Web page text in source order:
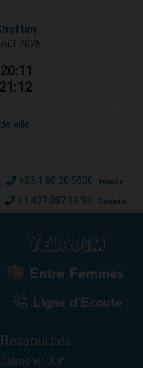
2026
20:11
21:12
ville
+33.1.80.20.5000 France
+1.437.887.14.93 Canada
Ressources
Calendrier Juif